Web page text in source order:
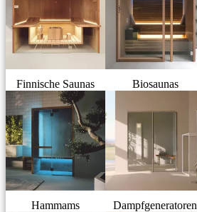
Finnische Saunas Biosaunas
Hammams Dampfgeneratoren